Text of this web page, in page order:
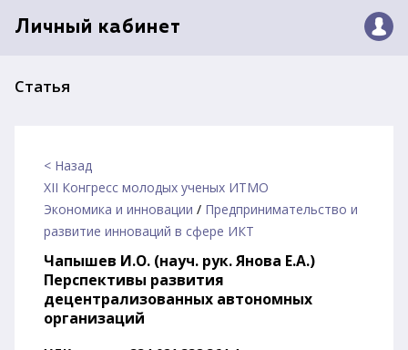
Личный кабинет
Статья
< Назад
XII Конгресс молодых ученых ИТМО
Экономика и инновации / Предпринимательство и
развитие инноваций в сфере ИКТ
Чапышев И.О. (науч. рук. Янова Е.А.)
Перспективы развития
децентрализованных автономных
организаций